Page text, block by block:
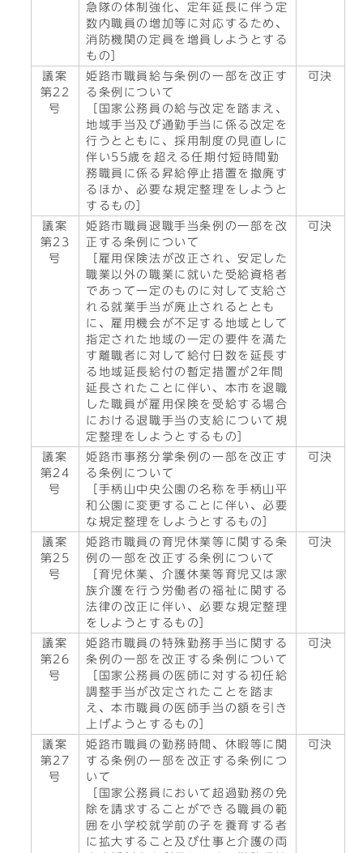
急隊の体制強化、定年延長に伴う定
数内職員の増加等に対応するため、
消防機関の定員を増員しようとする
もの］
議案
第22
号
姫路市職員給与条例の一部を改正す
る条例について
［国家公務員の給与改定を踏まえ、
地域手当及び通勤手当に係る改定を
行うとともに、採用制度の見直しに
伴い55歳を超える任期付短時間勤
務職員に係る昇給停止措置を撤廃す
るほか、必要な規定整理をしようと
するもの］
可決
議案
第23
号
姫路市職員退職手当条例の一部を改
正する条例について
［雇用保険法が改正され、安定した
職業以外の職業に就いた受給資格者
であって一定のものに対して支給さ
れる就業手当が廃止されるととも
に、雇用機会が不足する地域として
指定された地域の一定の要件を満た
す離職者に対して給付日数を延長す
る地域延長給付の暫定措置が2年間
延長されたことに伴い、本市を退職
した職員が雇用保険を受給する場合
における退職手当の支給について規
定整理をしようとするもの］
可決
議案
第24
号
姫路市事務分掌条例の一部を改正す
る条例について
［手柄山中央公園の名称を手柄山平
和公園に変更することに伴い、必要
な規定整理をしようとするもの］
可決
議案
第25
号
姫路市職員の育児休業等に関する条
例の一部を改正する条例について
［育児休業、介護休業等育児又は家
族介護を行う労働者の福祉に関する
法律の改正に伴い、必要な規定整理
をしようとするもの］
可決
議案
第26
号
姫路市職員の特殊勤務手当に関する
条例の一部を改正する条例について
［国家公務員の医師に対する初任給
調整手当が改定されたことを踏ま
え、本市職員の医師手当の額を引き
上げようとするもの］
可決
議案
第27
号
姫路市職員の勤務時間、休暇等に関
する条例の一部を改正する条例につ
いて
［国家公務員において超過勤務の免
除を請求することができる職員の範
囲を小学校就学前の子を養育する者
に拡大すること及び仕事と介護の両
可決